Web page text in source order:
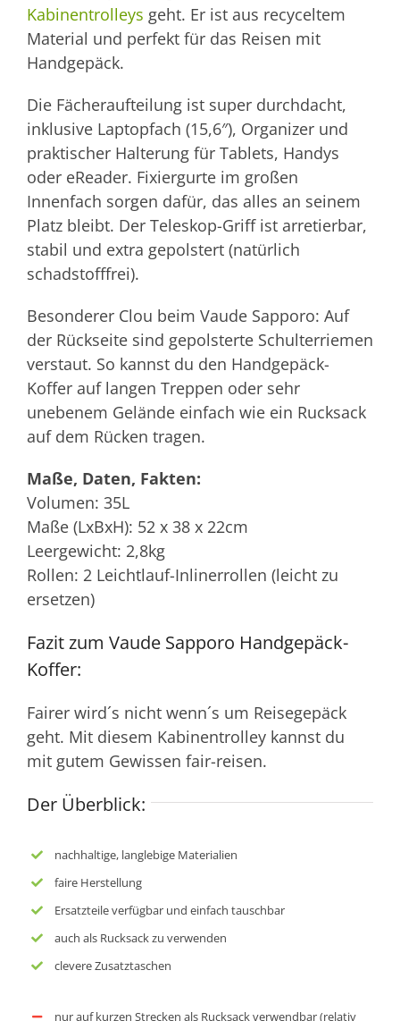
Kabinentrolleys geht. Er ist aus recyceltem
Material und perfekt für das Reisen mit
Handgepäck.
Die Fächeraufteilung ist super durchdacht,
inklusive Laptopfach (15,6″), Organizer und
praktischer Halterung für Tablets, Handys
oder eReader. Fixiergurte im großen
Innenfach sorgen dafür, das alles an seinem
Platz bleibt. Der Teleskop-Griff ist arretierbar,
stabil und extra gepolstert (natürlich
schadstofffrei).
Besonderer Clou beim Vaude Sapporo: Auf
der Rückseite sind gepolsterte Schulterriemen
verstaut. So kannst du den Handgepäck-
Koffer auf langen Treppen oder sehr
unebenem Gelände einfach wie ein Rucksack
auf dem Rücken tragen.
Maße, Daten, Fakten:
Volumen: 35L
Maße (LxBxH): 52 x 38 x 22cm
Leergewicht: 2,8kg
Rollen: 2 Leichtlauf-Inlinerrollen (leicht zu
ersetzen)
Fazit zum Vaude Sapporo Handgepäck-
Koffer:
Fairer wird´s nicht wenn´s um Reisegepäck
geht. Mit diesem Kabinentrolley kannst du
mit gutem Gewissen fair-reisen.
Der Überblick:
nachhaltige, langlebige Materialien
faire Herstellung
Ersatzteile verfügbar und einfach tauschbar
auch als Rucksack zu verwenden
clevere Zusatztaschen
nur auf kurzen Strecken als Rucksack verwendbar (relativ